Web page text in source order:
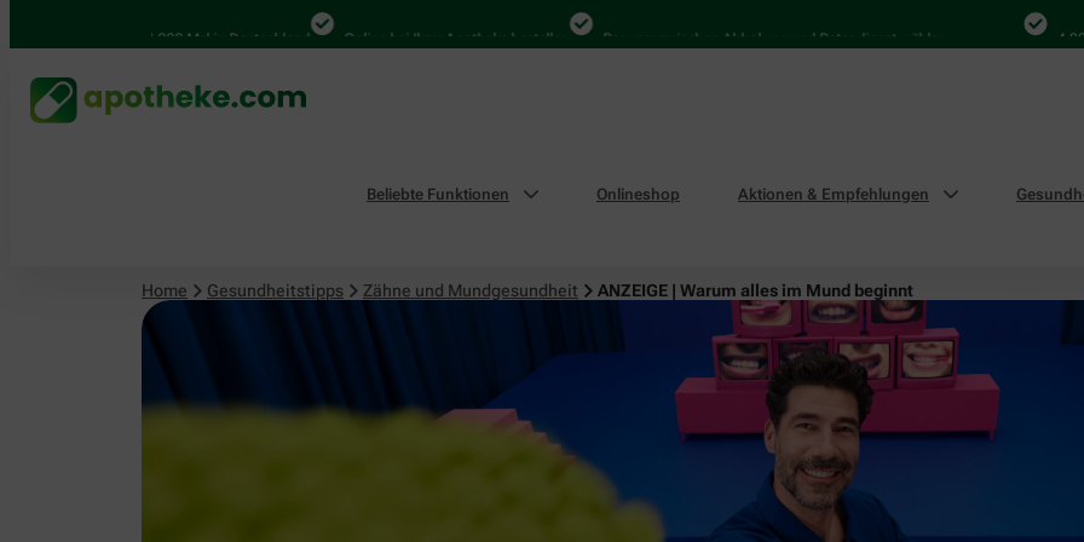
4.000 Mal in Deutschland Online bei Ihrer Apotheke bestellen Bequem zwischen Abholung und Botendienst wählen 4.000
Beliebte Funktionen Onlineshop Aktionen & Empfehlungen
Home Gesundheitstipps Zähne und Mundgesundheit ANZEIGE | Warum alles im Mund beginnt